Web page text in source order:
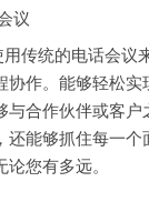
议
传统的电话会议
协作。能够轻松实
与合作伙伴或客户
还能够抓住每一个
您有多远。